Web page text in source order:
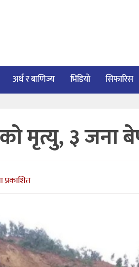
अर्थ र बाणिज्य भिडियो सिफारिस
मृत्यु, ३ जना